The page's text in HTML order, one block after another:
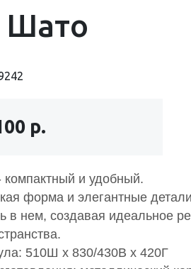
Шато
р.
и удобный.
форма и элегантные
в нем, создавая идеальное
510Ш х 830/430В х 420Г